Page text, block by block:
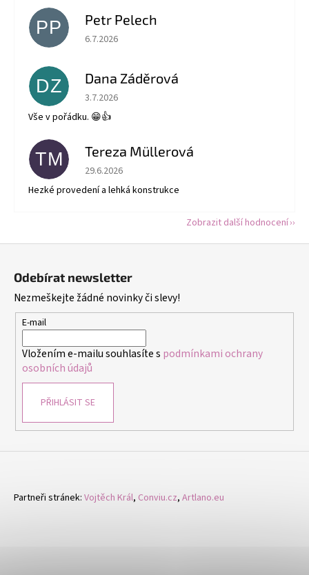
PP Petr Pelech
Hodnocení obchodu je 5 z 5 hvězdiček.
6.7.2026
DZ Dana Záděrová
Hodnocení obchodu je 5 z 5 hvězdiček.
3.7.2026
Vše v pořádku. 😁👍
TM Tereza Müllerová
Hodnocení obchodu je 5 z 5 hvězdiček.
29.6.2026
Hezké provedení a lehká konstrukce
Zobrazit další hodnocení
Odebírat newsletter
Nezmeškejte žádné novinky či slevy!
E-mail
Vložením e-mailu souhlasíte s podmínkami ochrany
osobních údajů
PŘIHLÁSIT SE
Partneři stránek: Vojtěch Král, Conviu.cz, Artlano.eu